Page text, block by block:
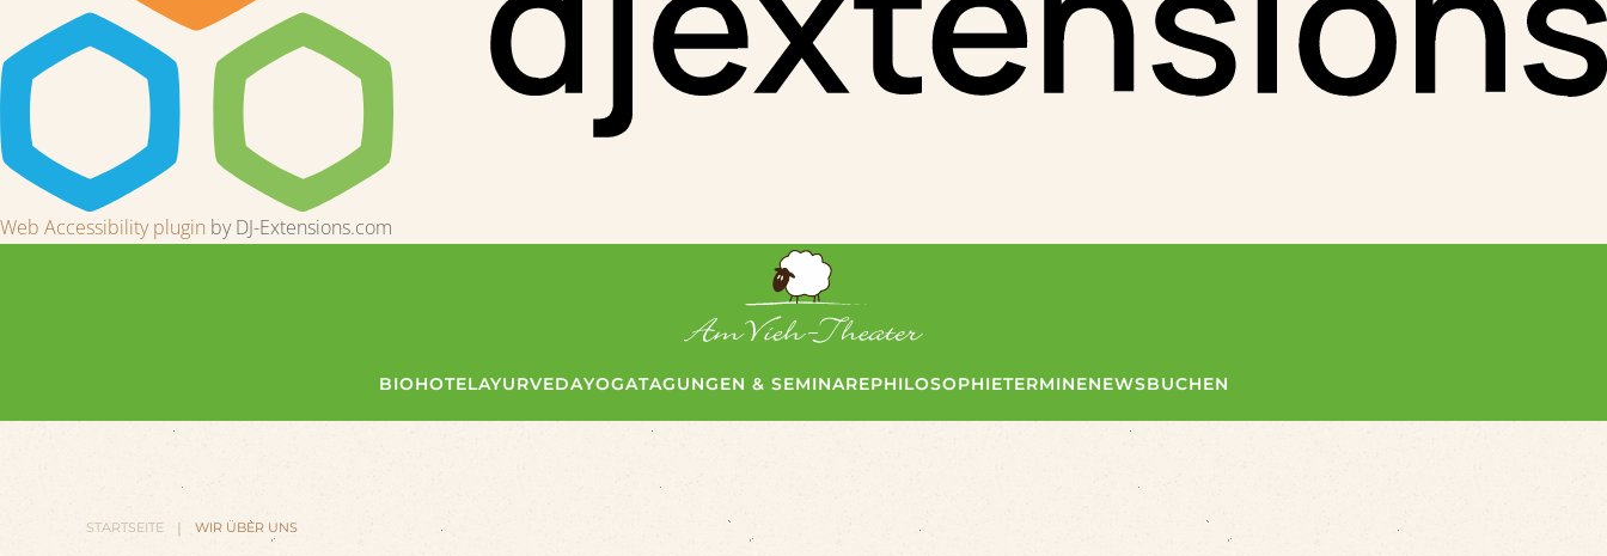
Web Accessibility plugin by DJ-Extensions.com
BIOHOTELAYURVEDAYOGATAGUNGEN & SEMINAREPHILOSOPHIETERMINENEWSBUCHEN
STARTSEITE WIR ÜBER UNS